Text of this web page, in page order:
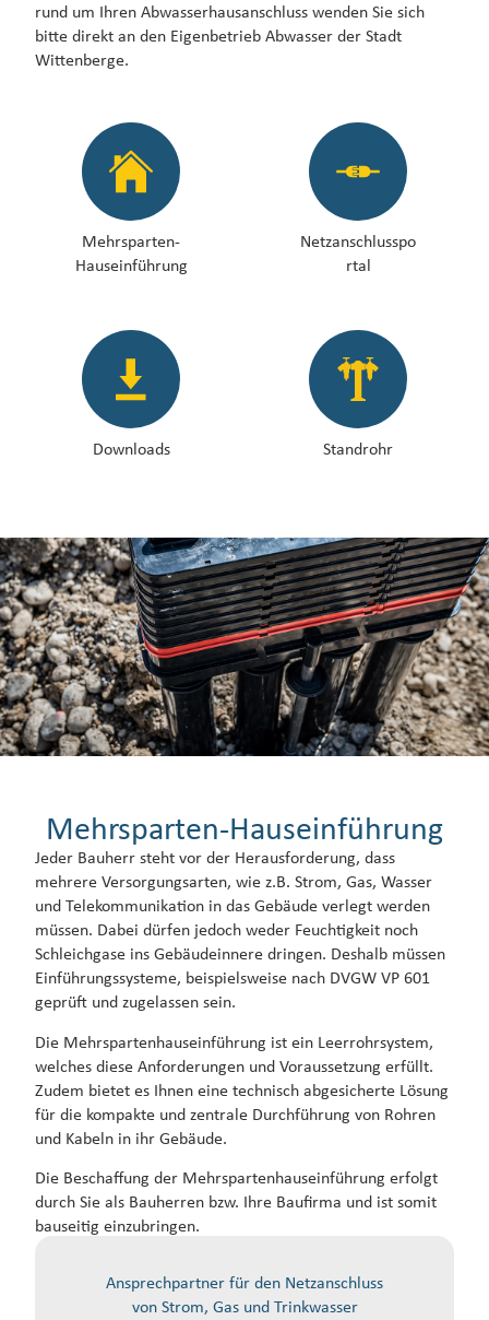
rund um Ihren Abwasserhausanschluss wenden Sie sich
bitte direkt an den Eigenbetrieb Abwasser der Stadt
Wittenberge.
Mehrsparten-
Hauseinführung
Netzanschlusspo
rtal
Downloads Standrohr
Mehrsparten-Hauseinführung
Jeder Bauherr steht vor der Herausforderung, dass
mehrere Versorgungsarten, wie z.B. Strom, Gas, Wasser
und Telekommunikation in das Gebäude verlegt werden
müssen. Dabei dürfen jedoch weder Feuchtigkeit noch
Schleichgase ins Gebäudeinnere dringen. Deshalb müssen
Einführungssysteme, beispielsweise nach DVGW VP 601
geprüft und zugelassen sein.
Die Mehrspartenhauseinführung ist ein Leerrohrsystem,
welches diese Anforderungen und Voraussetzung erfüllt.
Zudem bietet es Ihnen eine technisch abgesicherte Lösung
für die kompakte und zentrale Durchführung von Rohren
und Kabeln in ihr Gebäude.
Die Beschaffung der Mehrspartenhauseinführung erfolgt
durch Sie als Bauherren bzw. Ihre Baufirma und ist somit
bauseitig einzubringen.
Ansprechpartner für den Netzanschluss
von Strom, Gas und Trinkwasser